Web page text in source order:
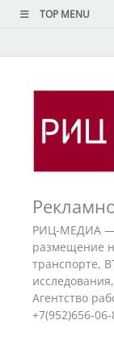
TOP MENU
РИЦ-МЕДИА —
размещение
транспорте,
Агентство
+7(952)656-